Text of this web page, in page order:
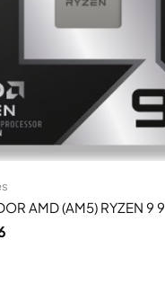
AMD (AM5) RYZEN 9 9